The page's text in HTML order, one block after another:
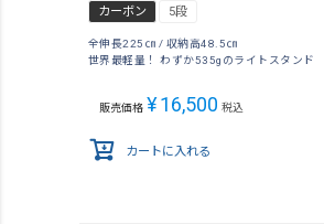
カーボン 5段
全伸長225㎝ / 収納高48.5㎝
世界最軽量！ わずか535gのライトスタンド
販売価格 ¥16,500 税込
カートに入れる